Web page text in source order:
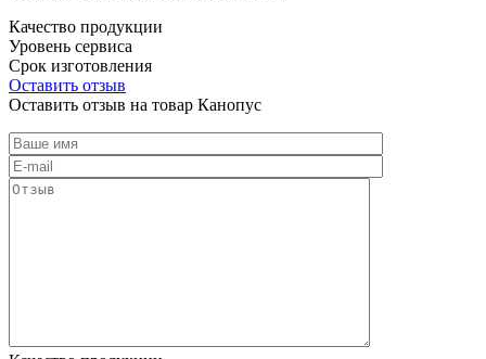
Качество продукции
Уровень сервиса
Срок изготовления
Оставить отзыв
Оставить отзыв на товар Канопус